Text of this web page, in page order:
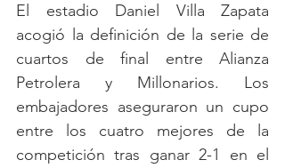
El estadio Daniel Villa Zapata
acogió la definición de la serie de
cuartos de final entre Alianza
Petrolera y Millonarios. Los
embajadores aseguraron un cupo
entre los cuatro mejores de la
competición tras ganar 2-1 en el